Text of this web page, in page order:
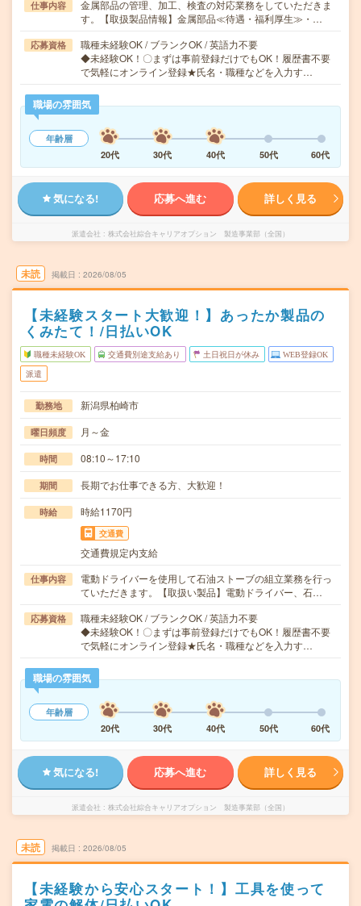
仕事内容
金属部品の管理、加工、検査の対応業務をしていただきま
す。【取扱製品情報】金属部品≪待遇・福利厚生≫・…
応募資格
職種未経験OK / ブランクOK / 英語力不要
◆未経験OK！〇まずは事前登録だけでもOK！履歴書不要
で気軽にオンライン登録★氏名・職種などを入力す…
職場の雰囲気
年齢層
20代
30代 40代 50代 60代
気になる! 応募へ進む 詳しく見る
派遣会社 株式会社綜合キャリアオプション 製造事業部（全国）
未読 掲載日 2026/08/05
【未経験スタート大歓迎！】あったか製品の
くみたて！/日払いOK
職種未経験OK 交通費別途支給あり 土日祝日が休み WEB登録OK
派遣
勤務地 新潟県柏崎市
曜日頻度 月～金
時間 08:10～17:10
期間 長期でお仕事できる方、大歓迎！
時給 時給1170円
交通費
交通費規定内支給
仕事内容
電動ドライバーを使用して石油ストーブの組立業務を行っ
ていただきます。【取扱い製品】電動ドライバー、石…
応募資格
職種未経験OK / ブランクOK / 英語力不要
◆未経験OK！〇まずは事前登録だけでもOK！履歴書不要
で気軽にオンライン登録★氏名・職種などを入力す…
職場の雰囲気
年齢層
20代
30代 40代 50代 60代
気になる! 応募へ進む 詳しく見る
派遣会社 株式会社綜合キャリアオプション 製造事業部（全国）
未読 掲載日 2026/08/05
【未経験から安心スタート！】工具を使って